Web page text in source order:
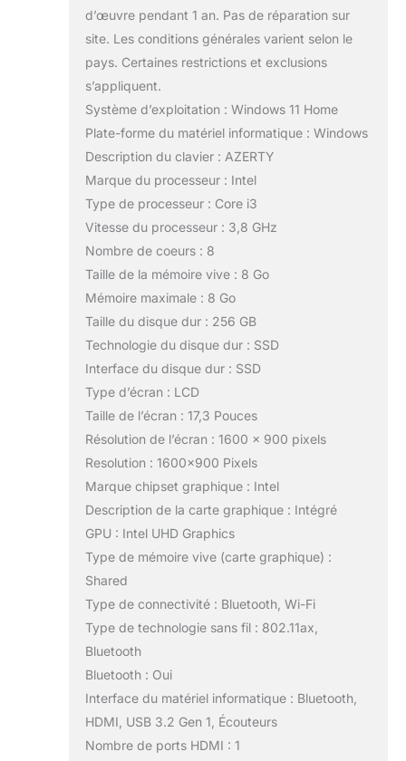
d’œuvre pendant 1 an. Pas de réparation sur
site. Les conditions générales varient selon le
pays. Certaines restrictions et exclusions
s’appliquent.
Système d’exploitation : Windows 11 Home
Plate-forme du matériel informatique : Windows
Description du clavier : AZERTY
Marque du processeur : Intel
Type de processeur : Core i3
Vitesse du processeur : 3,8 GHz
Nombre de coeurs : 8
Taille de la mémoire vive : 8 Go
Mémoire maximale : 8 Go
Taille du disque dur : 256 GB
Technologie du disque dur : SSD
Interface du disque dur : SSD
Type d’écran : LCD
Taille de l’écran : 17,3 Pouces
Résolution de l’écran : 1600 x 900 pixels
Resolution : 1600×900 Pixels
Marque chipset graphique : Intel
Description de la carte graphique : Intégré
GPU : Intel UHD Graphics
Type de mémoire vive (carte graphique) :
Shared
Type de connectivité : Bluetooth, Wi-Fi
Type de technologie sans fil : 802.11ax,
Bluetooth
Bluetooth : Oui
Interface du matériel informatique : Bluetooth,
HDMI, USB 3.2 Gen 1, Écouteurs
Nombre de ports HDMI : 1